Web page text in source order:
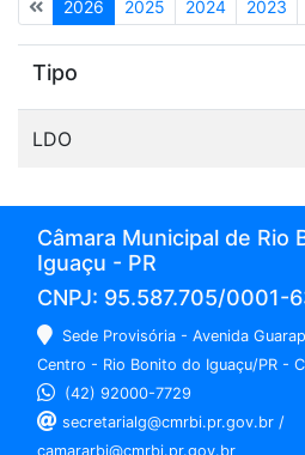
2026 2025 2024 2023
Tipo
LDO
Câmara Municipal de Rio
Iguaçu - PR
CNPJ: 95.587.705/0001-
Sede Provisória - Avenida
Centro - Rio Bonito do Iguaçu/PR -
(42) 92000-7729
secretarialg@cmrbi.pr.gov.br /
camararbi@cmrbi.pr.gov.br